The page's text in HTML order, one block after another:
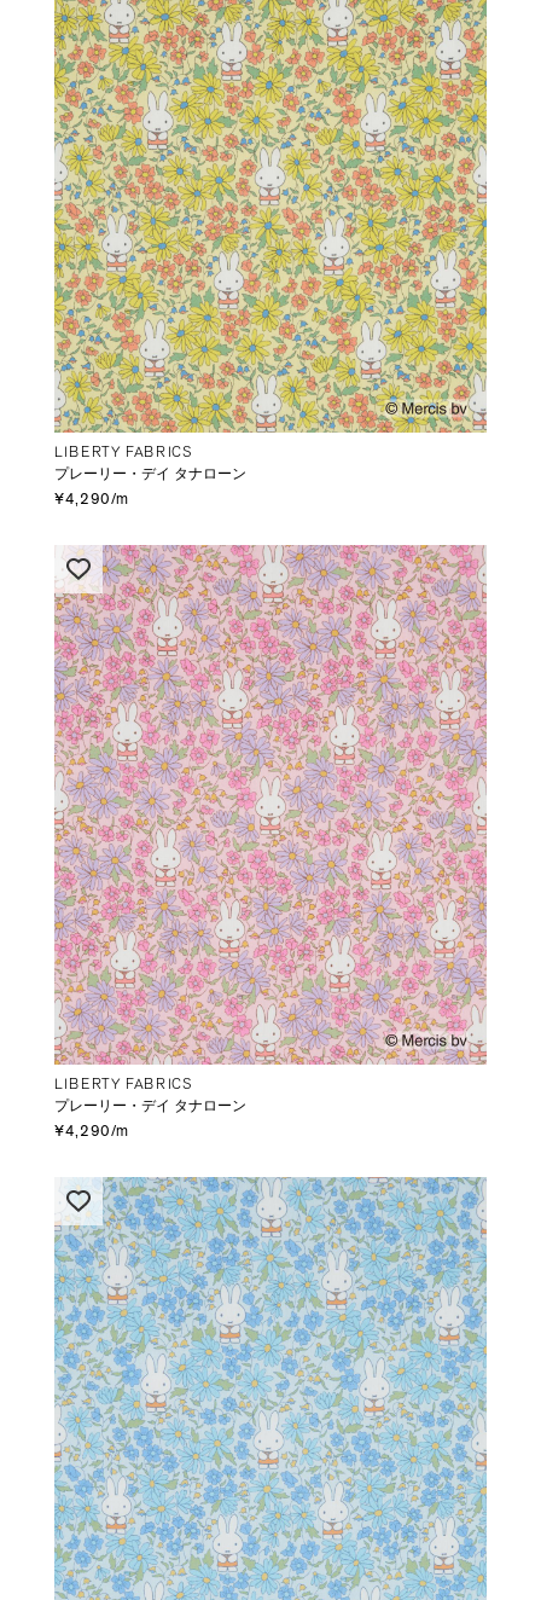
LIBERTY FABRICS
プレーリー・デイ タナローン
¥4,290/m
LIBERTY FABRICS
プレーリー・デイ タナローン
¥4,290/m